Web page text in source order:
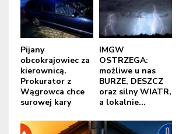
Pijany
obcokrajowiec za
kierownicą.
Prokurator z
Wągrowca chce
surowej kary
IMGW
OSTRZEGA:
możliwe u nas
BURZE, DESZCZ
oraz silny WIATR,
a lokalnie...